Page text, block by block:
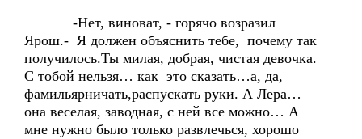
-Нет, виноват, - горячо возразил
Ярош.- Я должен объяснить тебе, почему так
получилось.Ты милая, добрая, чистая девочка.
С тобой нельзя… как это сказать…а, да,
фамильярничать,распускать руки. А Лера…
она веселая, заводная, с ней все можно… А
мне нужно было только развлечься, хорошо